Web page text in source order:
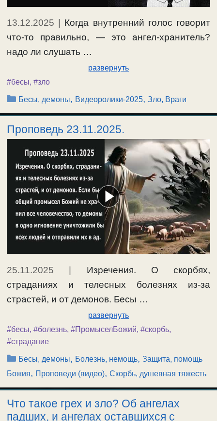
13.12.2025
Когда внутренний голос говорит
что-то правильно, — это ангел-хранитель?
надо ли слушать …
развернуть
#бесы, #зло
Рубрики
Бесы, демоны, Видеоролики-2025,Зло, Враги
Проповедь 23.11.2025.
25.11.2025 | Изречения. О скорбях,
страданиях и телесных болезнях из-за
страстей, и от демонов. Бесы …
развернуть
#бесы, #болезнь, #ПромыселБожий, #скорбь,
#страдание
Рубрики
Бесы, демоны, Болезнь, немощь,Защита, помощь
Божия, Проповеди (видео), Скорбь, душевная тяжесть
Что такое грех и зло? Об ангелах
падших, и ангелах оставшихся с